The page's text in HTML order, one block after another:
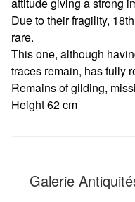
Galerie
attitude giving a strong
Due to their fragility,
rare.
This one, although
traces remain, has fully
Remains of gilding,
Height 62 cm